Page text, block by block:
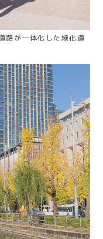
路が一体化した緑化道